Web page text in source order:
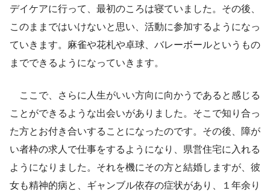
デイケアに行って、最初のころは寝ていました。その後、
このままではいけないと思い、活動に参加するようになっ
ていきます。麻雀や花札や卓球、バレーボールというもの
までできるようになっていきます。
ここで、さらに人生がいい方向に向かうであると感じる
ことができるような出会いがありました。そこで知り合っ
た方とお付き合いすることになったのです。その後、障が
い者枠の求人で仕事をするようになり、県営住宅に入れる
ようになりました。それを機にその方と結婚しますが、彼
女も精神的病と、ギャンブル依存の症状があり、１年余り